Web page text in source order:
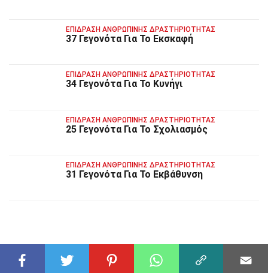
ΕΠΊΔΡΑΣΗ ΑΝΘΡΏΠΙΝΗΣ ΔΡΑΣΤΗΡΙΌΤΗΤΑΣ
37 Γεγονότα Για Το Εκσκαφή
ΕΠΊΔΡΑΣΗ ΑΝΘΡΏΠΙΝΗΣ ΔΡΑΣΤΗΡΙΌΤΗΤΑΣ
34 Γεγονότα Για Το Κυνήγι
ΕΠΊΔΡΑΣΗ ΑΝΘΡΏΠΙΝΗΣ ΔΡΑΣΤΗΡΙΌΤΗΤΑΣ
25 Γεγονότα Για Το Σχολιασμός
ΕΠΊΔΡΑΣΗ ΑΝΘΡΏΠΙΝΗΣ ΔΡΑΣΤΗΡΙΌΤΗΤΑΣ
31 Γεγονότα Για Το Εκβάθυνση
ΣΧΕΤΙΚΆ ΓΕΓΟΝΌΤΑ